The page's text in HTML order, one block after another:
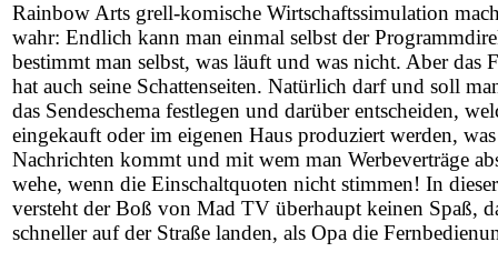
Rainbow Arts grell-komische Wirtschaftssimulation
wahr: Endlich kann man einmal selbst der
bestimmt man selbst, was läuft und was nicht. Aber das
hat auch seine Schattenseiten. Natürlich darf und soll
das Sendeschema festlegen und darüber entscheiden,
eingekauft oder im eigenen Haus produziert werden,
Nachrichten kommt und mit wem man Werbeverträge
wehe, wenn die Einschaltquoten nicht stimmen! In
versteht der Boß von Mad TV überhaupt keinen Spaß,
schneller auf der Straße landen, als Opa die